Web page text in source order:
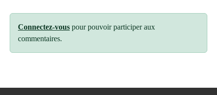
Connectez-vous pour pouvoir participer aux
commentaires.